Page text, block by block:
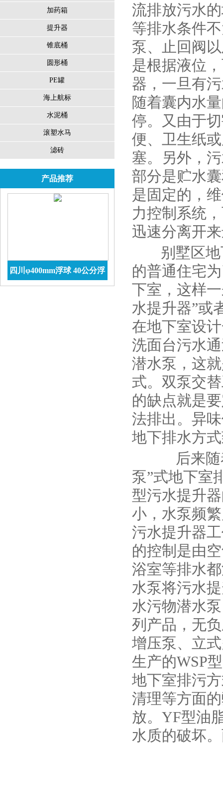
加药箱
提升器
锥底桶
圆形桶
PE罐
海上航标
水泥桶
滚塑水马
滤砖
产品推荐
四川φ400mm浮球 40公分浮
流排放污水
等排水条件
泵、止回阀
是根据液位
器，一旦有
随着囊内水
停。又由于
便、卫生纸
塞。另外，
部分是贮水
是固定的，
力控制系统
迅速分离开
别墅区地
的普通住宅
下室，这样
水提升器”或
在地下室设
洗面台污水
潜水泵，这
式。双泵交
的缺点就是
法排出。异
地下排水方
后来随着
泵”式地下室
型污水提升
小，水泵频
污水提升器
的控制是由
浴室等排水
水泵将污水
水污物潜水
列产品，无
增压泵、立
生产的WSP
地下室排污
清理等方面
放。YF型油
水质的破坏